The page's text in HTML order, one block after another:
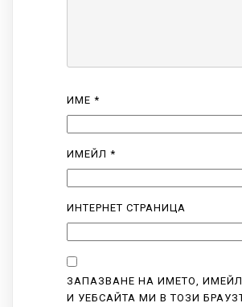
ИМЕ *
ИМЕЙЛ *
ИНТЕРНЕТ СТРАНИЦА
ЗАПАЗВАНЕ НА ИМЕТО,
И УЕБСАЙТА МИ В ТОЗИ